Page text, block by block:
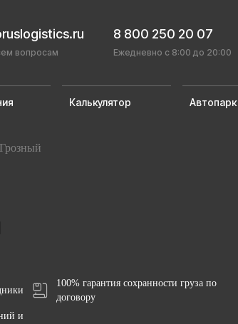
вопросам
8 800 250 20 07
Ежедневно с 8:00 до 20:00
Калькулятор Автопарк
100% гарантия сохранности груза по
договору
и